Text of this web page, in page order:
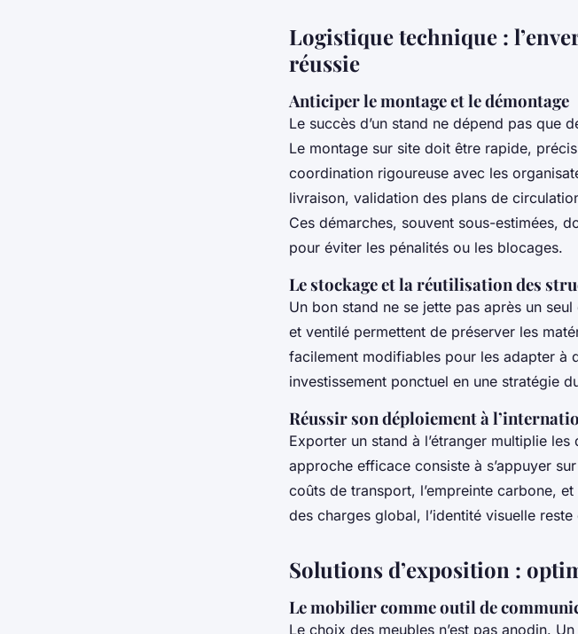
Logistique technique :
réussie
Anticiper le montage et le démontage
Le succès d’un stand ne dépend pas que
Le montage sur site doit être rapide,
coordination rigoureuse avec les
livraison, validation des plans de
Ces démarches, souvent sous-estimées,
pour éviter les pénalités ou les blocages.
Le stockage et la réutilisation des
Un bon stand ne se jette pas après un
et ventilé permettent de préserver les
facilement modifiables pour les adapter à
investissement ponctuel en une stratégie
Réussir son déploiement à
Exporter un stand à l’étranger multiplie
approche efficace consiste à s’appuyer
coûts de transport, l’empreinte carbone,
des charges global, l’identité visuelle
Solutions d’exposition :
Le mobilier comme outil de
Le choix des meubles n’est pas anodin.